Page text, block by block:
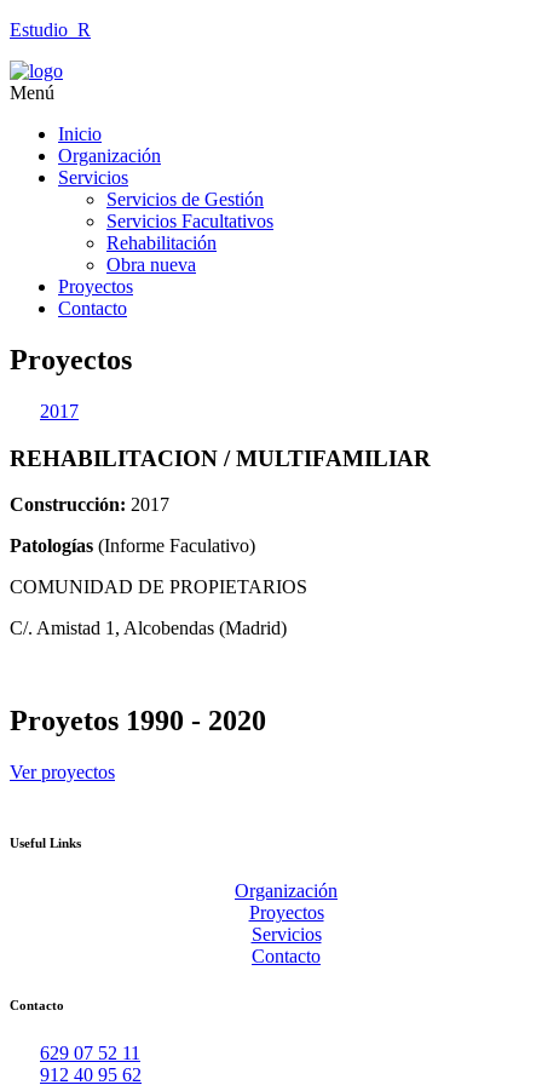
Estudio_R
Menú
Inicio
Organización
Servicios
Servicios de Gestión
Servicios Facultativos
Rehabilitación
Obra nueva
Proyectos
Contacto
Proyectos
2017
REHABILITACION / MULTIFAMILIAR
Construcción: 2017
Patologías (Informe Faculativo)
COMUNIDAD DE PROPIETARIOS
C/. Amistad 1, Alcobendas (Madrid)
Proyetos 1990 - 2020
Ver proyectos
Useful Links
Organización
Proyectos
Servicios
Contacto
Contacto
629 07 52 11
912 40 95 62